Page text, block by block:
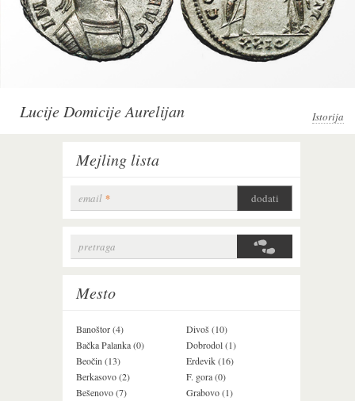
Lucije Domicije Aurelijan Istorija
Mejling lista
email *
Search form
pretraga
Mesto
Banoštor (4)
Bačka Palanka (0)
Beočin (13)
Berkasovo (2)
Bešenovo (7)
Divoš (10)
Dobrodol (1)
Erdevik (16)
F. gora (0)
Grabovo (1)